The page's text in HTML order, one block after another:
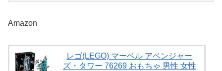
Amazon
レゴ(LEGO) マーベル アベンジャー
ズ・タワー 76269 おもちゃ 男性 女性